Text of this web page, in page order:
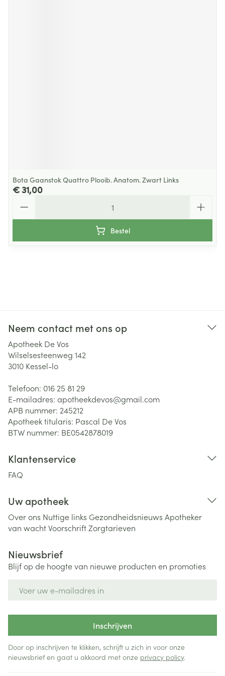
Bota Gaanstok Quattro Plooib. Anatom. Zwart Links
€ 31,00
Bestel
Neem contact met ons op
Apotheek De Vos
Wilselsesteenweg 142
3010 Kessel-lo
Telefoon: 016 25 81 29
E-mailadres: apotheekdevos@gmail.com
APB nummer: 245212
Apotheek titularis: Pascal De Vos
BTW nummer: BE0542878019
Klantenservice
FAQ
Uw apotheek
Over ons Nuttige links Gezondheidsnieuws Apotheker
van wachtVoorschriftZorgtarieven
Nieuwsbrief
Blijf op de hoogte van nieuwe producten en promoties
Inschrijven
Door op inschrijven te klikken, schrijft u zich in voor onze
nieuwsbrief en gaat u akkoord met onze privacy policy.